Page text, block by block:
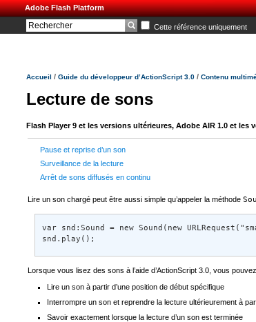
Adobe Flash Platform
Cette référence uniquement
Accueil / Guide du développeur d’ActionScript 3.0 / Contenu
Lecture de sons
Flash Player 9 et les versions ultérieures, Adobe AIR 1.0 et les
Pause et reprise d’un son
Surveillance de la lecture
Arrêt de sons diffusés en continu
Lire un son chargé peut être aussi simple qu’appeler la méthode
var snd:Sound = new Sound(new
snd.play();
Lorsque vous lisez des sons à l’aide d’ActionScript 3.0, vous
Lire un son à partir d’une position de début spécifique
Interrompre un son et reprendre la lecture ultérieurement à
Savoir exactement lorsque la lecture d’un son est terminée